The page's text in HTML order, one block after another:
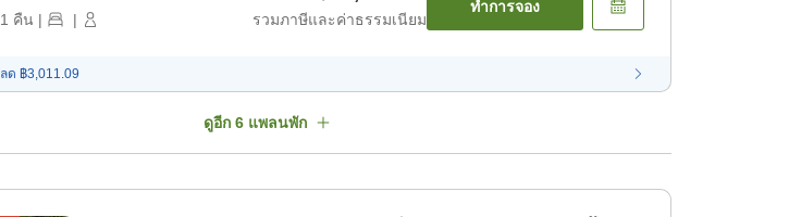
1 คืน | | รวมภาษีและค่าธรรมเนียม
ทำการจอง
ลด ฿3,011.09
ดูอีก 6แพลนพัก